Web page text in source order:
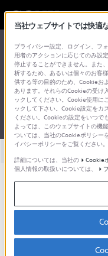
総合サポート
アクティブ
製品型名を調べる方法
Q&A（よくある質問）を
ぶか、またはお持ちの製
当社ウェブサイトでは快適
プライバシー設定、ログイン、フ
用者のアクションに応じてのみ設
停止することができません。また
析するため、あるいは個々のお客
供する等の目的のため、Cookieお
あります。それらのCookieの受け
ックしてください。Cookie使用に
ックして下さい。Cookie設定をカ
ください。Cookieの設定をいつで
よっては、このウェブサイトの機
ついては、当社のCookieポリシー
イバシーポリシーをご覧ください。
詳細については、当社の
Cookie
個人情報の取扱いについては、